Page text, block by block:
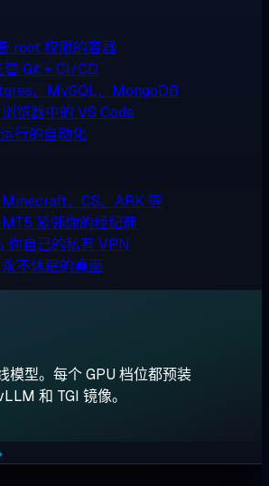
root 权限的容器
管 Git + CI/CD
、MySQL、MongoDB
浏览器中的 VS Code
行的自动化
Minecraft、CS、ARK 等
MT5 紧邻你的经纪商
你自己的私有 VPN
永不休眠的桌面
模型。每个 GPU 档位都预装
和 TGI 镜像。